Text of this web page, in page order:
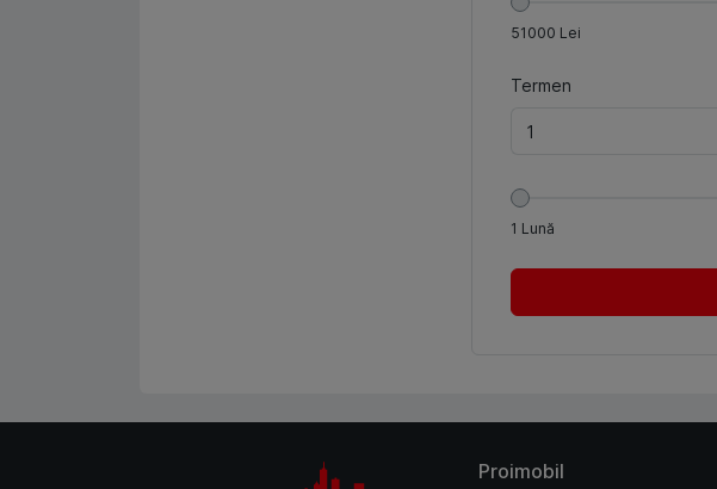
51000 Lei
Termen
1 Lună
Proimobil